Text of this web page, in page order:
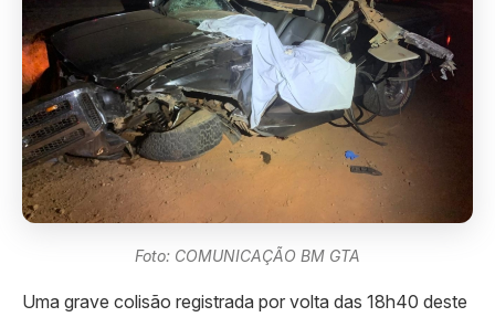
Foto: COMUNICAÇÃO BM GTA
Uma grave colisão registrada por volta das 18h40 deste